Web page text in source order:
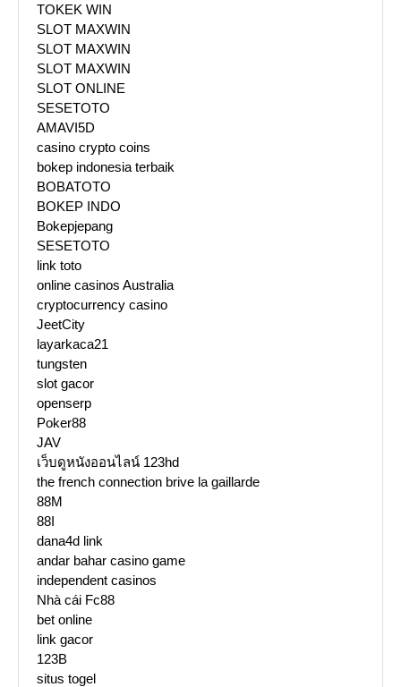
TOKEK WIN
SLOT MAXWIN
SLOT MAXWIN
SLOT MAXWIN
SLOT ONLINE
SESETOTO
AMAVI5D
casino crypto coins
bokep indonesia terbaik
BOBATOTO
BOKEP INDO
Bokepjepang
SESETOTO
link toto
online casinos Australia
cryptocurrency casino
JeetCity
layarkaca21
tungsten
slot gacor
openserp
Poker88
JAV
เว็บดูหนังออนไลน์ 123hd
the french connection brive la gaillarde
88M
88I
dana4d link
andar bahar casino game
independent casinos
Nhà cái Fc88
bet online
link gacor
123B
situs togel